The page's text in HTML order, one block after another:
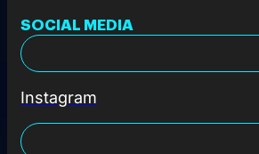
SOCIAL MEDIA
Instagram